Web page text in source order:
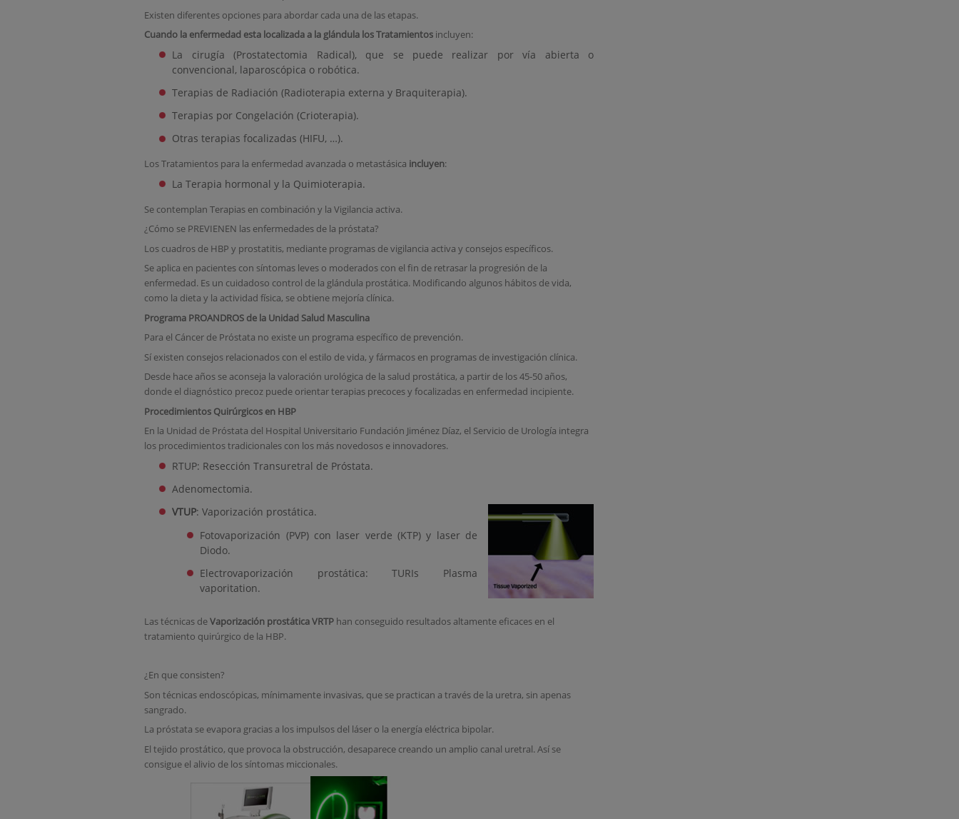
Existen diferentes opciones para abordar cada una de las etapas.
Cuando la enfermedad esta localizada a la glándula los Tratamientos incluyen:
La cirugía (Prostatectomia Radical), que se puede realizar por vía abierta o
convencional, laparoscópica o robótica.
Terapias de Radiación (Radioterapia externa y Braquiterapia).
Terapias por Congelación (Crioterapia).
Otras terapias focalizadas (HIFU, …).
Los Tratamientos para la enfermedad avanzada o metastásica incluyen:
La Terapia hormonal y la Quimioterapia.
Se contemplan Terapias en combinación y la Vigilancia activa.
¿Cómo se PREVIENEN las enfermedades de la próstata?
Los cuadros de HBP y prostatitis, mediante programas de vigilancia activa y consejos específicos.
Se aplica en pacientes con síntomas leves o moderados con el fin de retrasar la progresión de la
enfermedad. Es un cuidadoso control de la glándula prostática. Modificando algunos hábitos de vida,
como la dieta y la actividad física, se obtiene mejoría clínica.
Programa PROANDROS de la Unidad Salud Masculina
Para el Cáncer de Próstata no existe un programa específico de prevención.
Sí existen consejos relacionados con el estilo de vida, y fármacos en programas de investigación clínica.
Desde hace años se aconseja la valoración urológica de la salud prostática, a partir de los 45-50 años,
donde el diagnóstico precoz puede orientar terapias precoces y focalizadas en enfermedad incipiente.
Procedimientos Quirúrgicos en HBP
En la Unidad de Próstata del Hospital Universitario Fundación Jiménez Díaz, el Servicio de Urología integra
los procedimientos tradicionales con los más novedosos e innovadores.
RTUP: Resección Transuretral de Próstata.
Adenomectomia.
VTUP:Vaporización prostática.
Fotovaporización (PVP) con laser verde (KTP) y laser de
Diodo.
Electrovaporización prostática: TURIs Plasma
vaporitation.
Las técnicas deVaporización prostática VRTP han conseguido resultados altamente eficaces en el
tratamiento quirúrgico de la HBP.
¿En que consisten?
Son técnicas endoscópicas, mínimamente invasivas, que se practican a través de la uretra, sin apenas
sangrado.
La próstata se evapora gracias a los impulsos del láser o la energía eléctrica bipolar.
El tejido prostático, que provoca la obstrucción, desaparece creando un amplio canal uretral. Así se
consigue el alivio de los síntomas miccionales.